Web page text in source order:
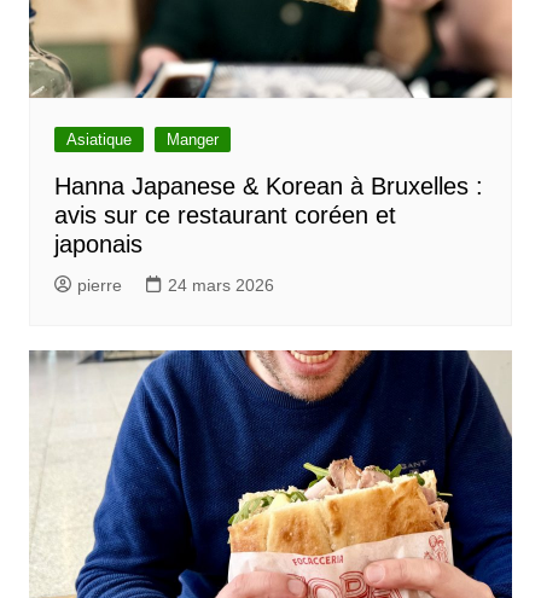
Asiatique Manger
Hanna Japanese & Korean à Bruxelles :
avis sur ce restaurant coréen et
japonais
pierre 24 mars 2026